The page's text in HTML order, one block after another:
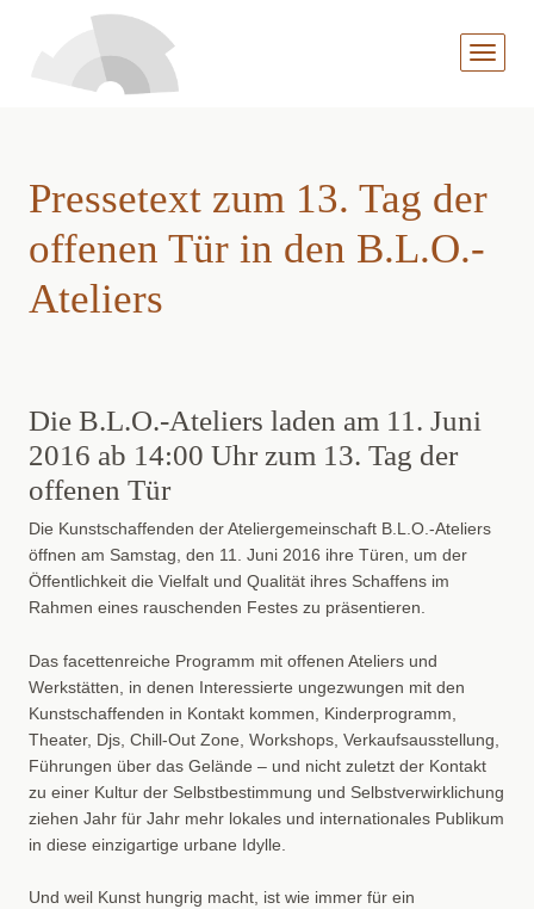
MENÜ
Pressetext zum 13. Tag der
offenen Tür in den B.L.O.-
Ateliers
Die B.L.O.-Ateliers laden am 11. Juni
2016 ab 14:00 Uhr zum 13. Tag der
offenen Tür
Die Kunstschaffenden der Ateliergemeinschaft B.L.O.-Ateliers
öffnen am Samstag, den 11. Juni 2016 ihre Türen, um der
Öffentlichkeit die Vielfalt und Qualität ihres Schaffens im
Rahmen eines rauschenden Festes zu präsentieren.
Das facettenreiche Programm mit offenen Ateliers und
Werkstätten, in denen Interessierte ungezwungen mit den
Kunstschaffenden in Kontakt kommen, Kinderprogramm,
Theater, Djs, Chill-Out Zone, Workshops, Verkaufsausstellung,
Führungen über das Gelände – und nicht zuletzt der Kontakt
zu einer Kultur der Selbstbestimmung und Selbstverwirklichung
ziehen Jahr für Jahr mehr lokales und internationales Publikum
in diese einzigartige urbane Idylle.
Und weil Kunst hungrig macht, ist wie immer für ein